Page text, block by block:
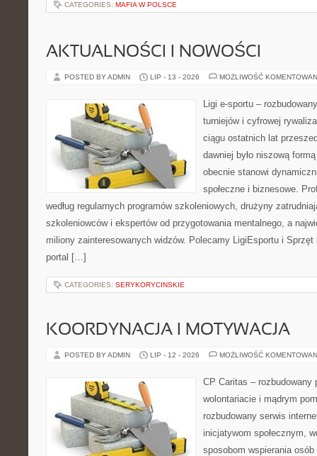
CATEGORIES: MAFIA W POLSCE
AKTUALNOŚCI I NOWOŚCI
POSTED BY ADMIN LIP - 13 - 2026 MOŻLIWOŚĆ
Ligi e-sportu –
turniejów i cyfrowej
ciągu ostatnich lat
dawniej było niszową
obecnie stanowi
społeczne i biznesowe.
według regularnych programów szkoleniowych, drużyny
szkoleniowców i ekspertów od przygotowania mentalnego, a
miliony zainteresowanych widzów. Polecamy LigiEsportu i
portal […]
CATEGORIES: SERYKORYCINSKIE
KOORDYNACJA I MOTYWACJA
POSTED BY ADMIN LIP - 12 - 2026 MOŻLIWOŚĆ
CP Caritas – rozbudowany
wolontariacie i mądrym
rozbudowany serwis
inicjatywom społecznym,
sposobom wspierania